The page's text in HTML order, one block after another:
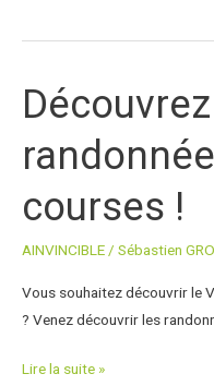
courses !
AINVINCIBLE/ Sébastien
Vous souhaitez découvrir le
? Venez découvrir les
Découvrez
nos
randonnées
et
nos
!
Lire la suite »